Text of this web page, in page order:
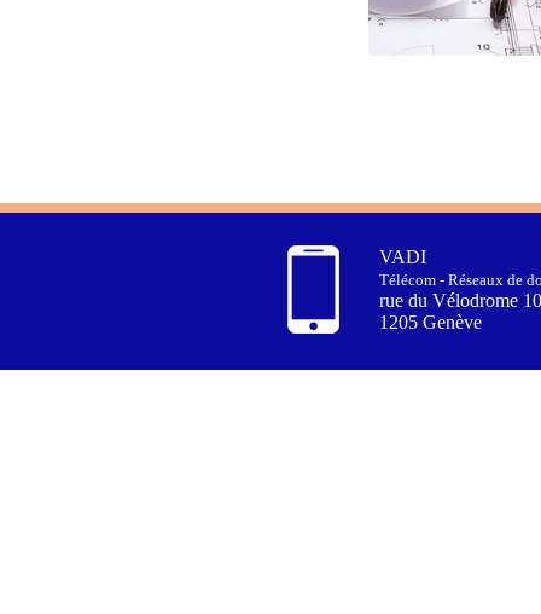
VADI
Télécom - Réseaux de
rue du Vélodrome 10
1205 Genève